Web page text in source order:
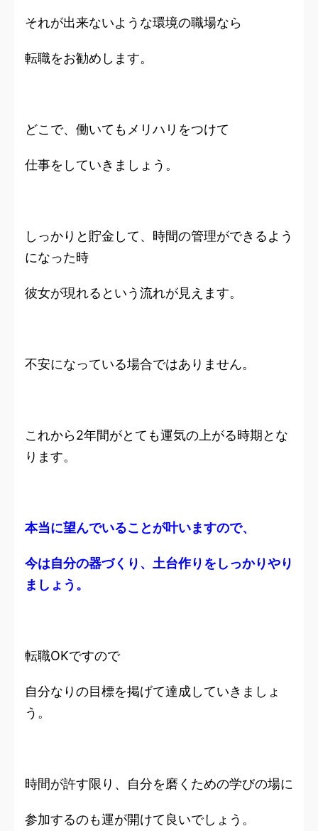
それが出来ないような環境の職場なら
転職をお勧めします。
どこで、働いてもメリハリをつけて
仕事をしていきましょう。
しっかりと貯金して、時間の管理ができるよう
になった時
彼女が現れるという流れが見えます。
不安になっている場合ではありません。
これから2年間がとても運気の上がる時期とな
ります。
本当に望んでいることが叶いますので、
今は自分の器づくり、土台作りをしっかりやり
ましょう。
転職OKですので
自分なりの目標を掲げて達成していきましょ
う。
時間が許す限り、自分を磨くための学びの場に
参加するのも運が開けて良いでしょう。